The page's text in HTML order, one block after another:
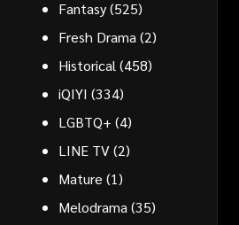
Fantasy(525)
Fresh Drama (2)
Historical (458)
iQIYI (334)
LGBTQ+ (4)
LINE TV(2)
Mature (1)
Melodrama (35)